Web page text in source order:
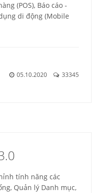
(POS), Báo cáo -
di động (Mobile
05.10.2020 33345
tính năng các
Quản lý Danh mục,